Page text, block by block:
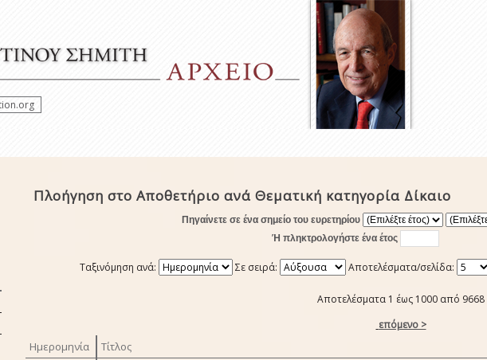
Πλοήγηση στο Αποθετήριο ανά Θεματική κατηγορία Δίκαιο
Πηγαίνετε σε ένα σημείο του ευρετηρίου
Ή πληκτρολογήστε ένα έτος
Ταξινόμηση ανά: Σε σειρά: Αποτελέσματα/σελίδα:
Αποτελέσματα 1 έως 1000 από 9668
επόμενο >
Ημερομηνία Τίτλος